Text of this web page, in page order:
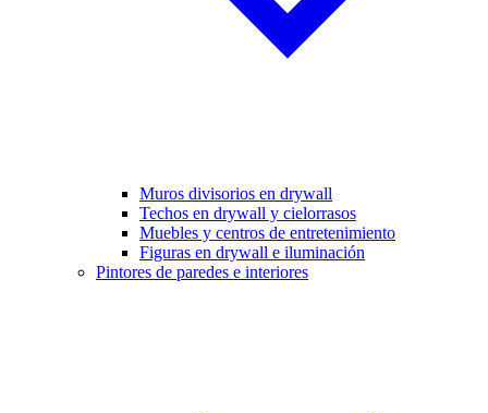
Muros divisorios en drywall
Techos en drywall y cielorrasos
Muebles y centros de entretenimiento
Figuras en drywall e iluminación
Pintores de paredes e interiores